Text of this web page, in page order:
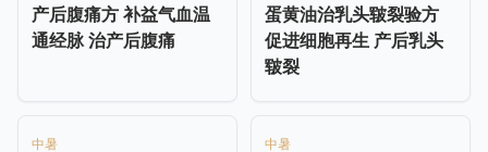
产后腹痛方 补益气血温
通经脉 治产后腹痛
蛋黄油治乳头皲裂验方
促进细胞再生 产后乳头
皲裂
中暑 中暑